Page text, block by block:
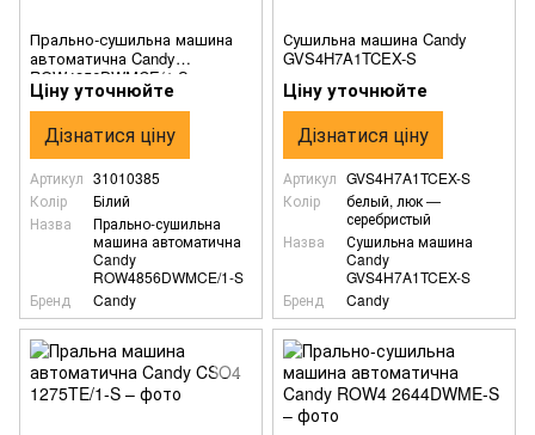
Прально-сушильна машина
автоматична Candy
ROW4856DWMCE/1-S
Ціну уточнюйте
Дізнатися ціну
Артикул 31010385
Колір
Білий
Назва
Прально-сушильна
машина автоматична
Candy
ROW4856DWMCE/1-S
Бренд
Candy
Сушильна машина Candy
GVS4H7A1TCEX-S
Ціну уточнюйте
Дізнатися ціну
Артикул GVS4H7A1TCEX-S
Колір
белый, люк —
серебристый
Назва
Сушильна машина
Candy
GVS4H7A1TCEX-S
Бренд
Candy